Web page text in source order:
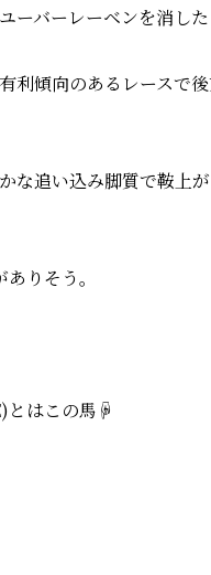
ーバーレーベンを消した
利傾向のあるレースで
な追い込み脚質で鞍上
りそう。
とはこの馬☟